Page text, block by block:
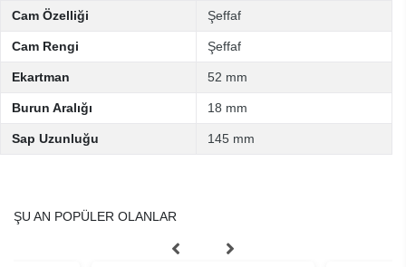
Cam Özelliği Şeffaf
Cam Rengi Şeffaf
Ekartman 52 mm
Burun Aralığı 18 mm
Sap Uzunluğu 145 mm
ŞU AN POPÜLER OLANLAR